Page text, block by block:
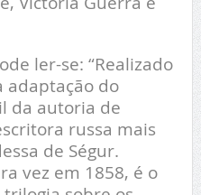
ler-se: “Realizado
adaptação do
da autoria de
russa mais
de Ségur.
vez em 1858, é o